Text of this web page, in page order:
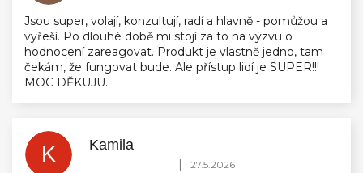
Jsou super, volají, konzultují, radí a hlavně - pomůžou a
vyřeší. Po dlouhé době mi stojí za to na výzvu o
hodnocení zareagovat. Produkt je vlastně jedno, tam
čekám, že fungovat bude. Ale přístup lidí je SUPER!!!
MOC DĚKUJU.
K Kamila
Hodnocení obchodu je 5 z 5 hvězdiček.
| 27.5.2026